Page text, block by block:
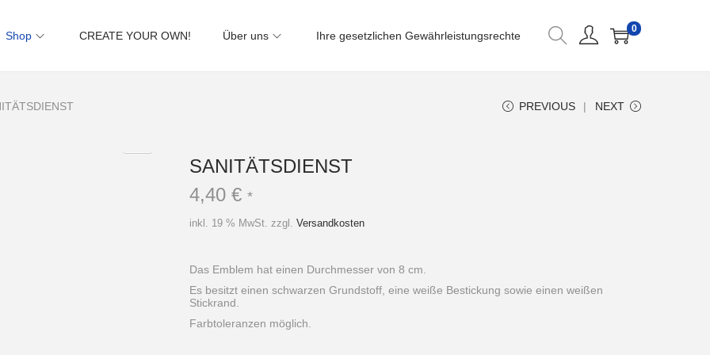
Shop CREATE YOUR OWN! Über uns Ihre gesetzlichen Gewährleistungsrechte
0
PREVIOUS NEXT
SANITÄTSDIENST
4,40 € *
inkl. 19 % MwSt. zzgl. Versandkosten
Das Emblem hat einen Durchmesser von 8 cm.
Es besitzt einen schwarzen Grundstoff, eine weiße Bestickung sowie einen weißen
Stickrand.
Farbtoleranzen möglich.